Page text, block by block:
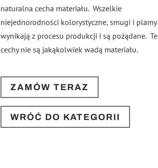
naturalna cecha materiału. Wszelkie
niejednorodności kolorystyczne, smugi i plamy
wynikają z procesu produkcji i są pożądane. Te
cechy nie są jakąkolwiek wadą materiału.
ZAMÓW TERAZ
WRÓĆ DO KATEGORII